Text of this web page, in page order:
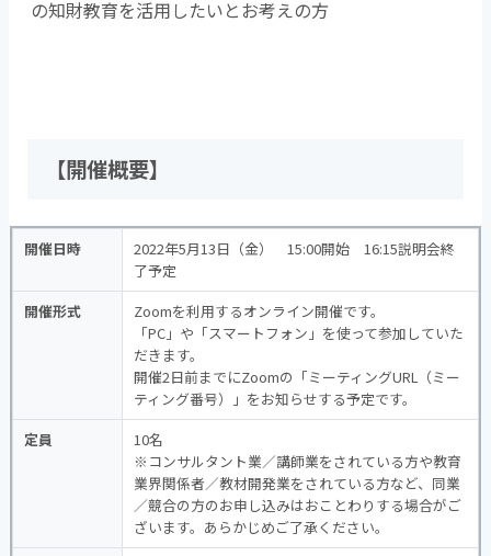
の知財教育を活用したいとお考えの方
【開催概要】
開催日時
2022年5月13日（金） 15:00開始 16:15説明会終
了予定
開催形式
Zoomを利用するオンライン開催です。
「PC」や「スマートフォン」を使って参加していた
だきます。
開催2日前までにZoomの「ミーティングURL（ミー
ティング番号）」をお知らせする予定です。
定員
10名
※コンサルタント業／講師業をされている方や教育
業界関係者／教材開発業をされている方など、同業
／競合の方のお申し込みはおことわりする場合がご
ざいます。あらかじめご了承ください。